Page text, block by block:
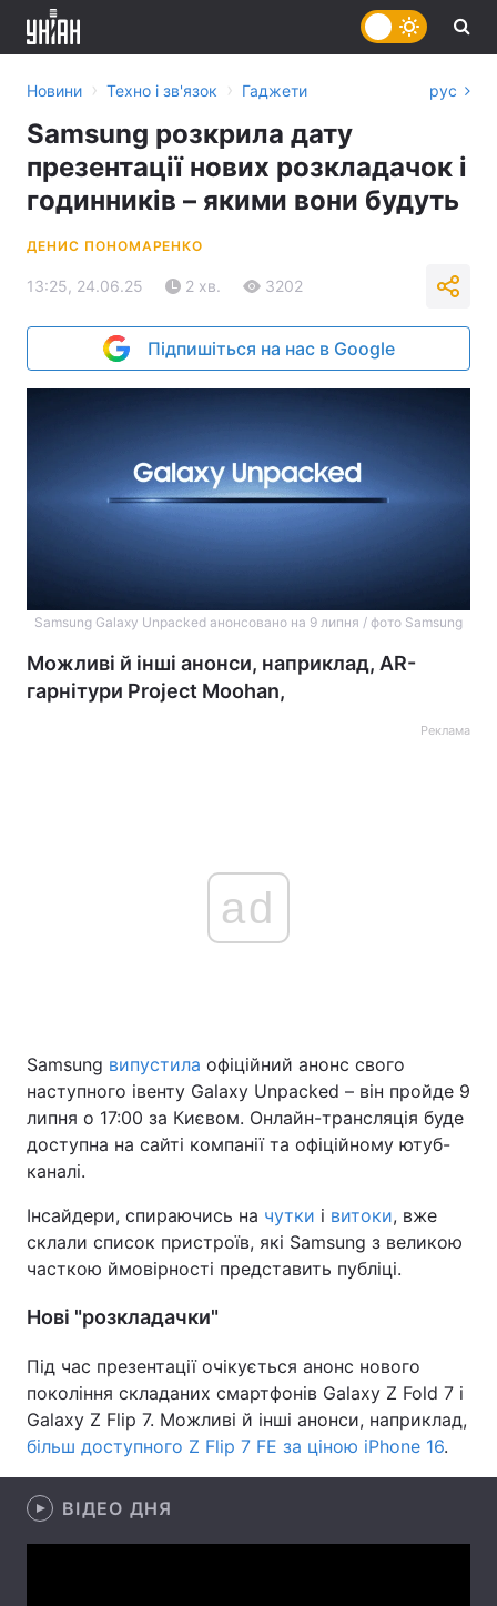
Головна Війна
Україна Політика
Спорт Наука
Зброя
Здоров'я Туризм
Цікавинки Погода
Екологія Регіони
Новини › Техно і зв'язок › Гаджети рус
Samsung розкрила дату
презентації нових розкладачок і
годинників – якими вони будуть
ДЕНИС ПОНОМАРЕНКО
13:25, 24.06.25 2 хв. 3202
Підпишіться на нас в Google
Samsung Galaxy Unpacked анонсовано на 9 липня / фото Samsung
Можливі й інші анонси, наприклад, AR-
гарнітури Project Moohan,
Реклама
ad
Samsung випустила офіційний анонс свого
наступного івенту Galaxy Unpacked – він пройде 9
липня о 17:00 за Києвом. Онлайн-трансляція буде
доступна на сайті компанії та офіційному ютуб-
каналі.
Інсайдери, спираючись на чутки і витоки, вже
склали список пристроїв, які Samsung з великою
часткою ймовірності представить публіці.
Нові "розкладачки"
Під час презентації очікується анонс нового
покоління складаних смартфонів Galaxy Z Fold 7 і
Galaxy Z Flip 7. Можливі й інші анонси, наприклад,
більш доступного Z Flip 7 FE за ціною iPhone 16.
ВІДЕО ДНЯ